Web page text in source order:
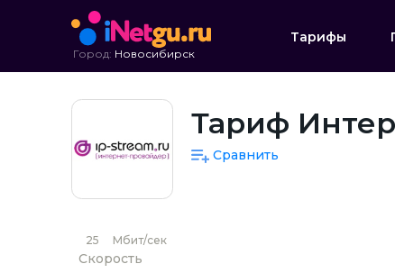
Город: Новосибирск
Тарифы
Тариф
Сравнить
25 Мбит/сек
Скорость